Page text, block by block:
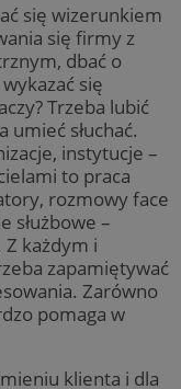
się wizerunkiem
się firmy z
dbać o
się
Trzeba lubić
słuchać.
instytucje –
to praca
rozmowy face
służbowe –
każdym i
zapamiętywać
Zarówno
pomaga w
klienta i dla